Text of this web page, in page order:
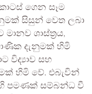
ගෙන සෑම
සිසුන් වෙත ලබා
මානව ශාස්ත්‍රය,
දැනුමක් හිමි
විද්‍යාව සහ
හිමි වේ. එබැවින්
පමණක් සම්බන්ධ වී